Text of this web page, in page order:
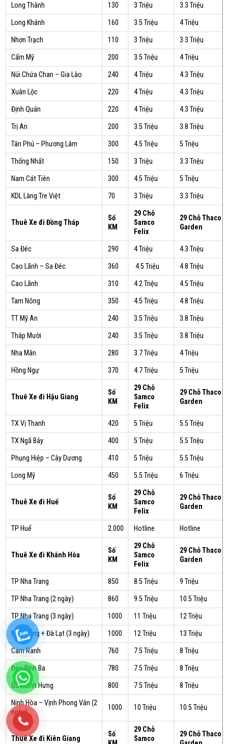
Long Thành
130 3 Triệu
3.3 Triệu
Long Khánh
160 3.5 Triệu
4 Triệu
Nhơn Trạch
110 3 Triệu
3.3 Triệu
Cẩm Mỹ
200 3.5 Triệu
4 Triệu
Núi Chứa Chan – Gia Lào
240 4 Triệu
4.3 Triệu
Xuân Lộc
220 4 Triệu
4.3 Triệu
Định Quán
220 4 Triệu
4.3 Triệu
Trị An
200 3.5 Triệu
3.8 Triệu
Tân Phú – Phương Lâm
300 4.5 Triệu
5 Triệu
Thống Nhất
150 3 Triệu
3.3 Triệu
Nam Cát Tiên
300 4.5 Triệu
5 Triệu
KDL Làng Tre Việt
70 3 Triệu 3.3 Triệu
Thuê Xe đi Đồng Tháp
Số
KM
29 Chỗ
Samco
Felix
29 Chỗ Thaco
Garden
Sa Đéc 290 4 Triệu
4.3 Triệu
Cao Lãnh – Sa Đéc
360 4.5 Triệu
4.8 Triệu
Cao Lãnh
310 4.2 Triệu
4.5 Triệu
Tam Nông
350 4.5 Triệu
4.8 Triệu
TT Mỹ An
240 3.5 Triệu
3.8 Triệu
Tháp Mười
240 3.5 Triệu
3.8 Triệu
Nha Mân
280 3.7 Triệu
4 Triệu
Hồng Ngự
370 4.7 Triệu 5 Triệu
Thuê Xe đi Hậu Giang
Số
KM
29 Chỗ
Samco
Felix
29 Chỗ Thaco
Garden
TX Vị Thanh 420 5 Triệu
5.5 Triệu
TX Ngã Bảy
400 5 Triệu
5.5 Triệu
Phụng Hiệp – Cây Dương
410 5 Triệu
5.5 Triệu
Long Mỹ
450 5.5 Triệu 6 Triệu
Thuê Xe đi Huế
Số
KM
29 Chỗ
Samco
Felix
29 Chỗ Thaco
Garden
TP Huế 2.000 Hotline Hotline
Thuê Xe đi Khánh Hòa
Số
KM
29 Chỗ
Samco
Felix
29 Chỗ Thaco
Garden
TP Nha Trang 850 8.5 Triệu
9 Triệu
TP Nha Trang (2 ngày)
860 9.5 Triệu
10.5 Triệu
TP Nha Trang (3 ngày)
1000 11 Triệu
12 Triệu
Nha Trang + Đà Lạt (3 ngày)
1000 12 Triệu
13 Triệu
Cam Ranh
760 7.5 Triệu
8 Triệu
Đảo Bình Ba
780 7.5 Triệu
8 Triệu
Đảo Bình Hưng
800 7.5 Triệu
8 Triệu
Ninh Hòa – Vịnh Phong Vân (2
ngày)
1000 10 Triệu 10.5 Triệu
Thuê Xe đi Kiên Giang
Số
29 Chỗ
Samco
29 Chỗ Thaco